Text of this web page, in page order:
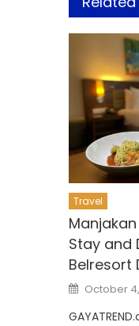
Travel
Stay and
Belresort
Posted
on
October